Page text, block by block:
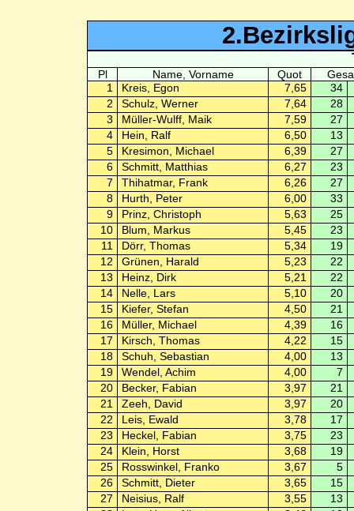
Pl Name, Vorname Quot
1
Kreis, Egon 7,65
34
2
Schulz, Werner 7,64
28
3
Müller-Wulff, Maik 7,59
27
4
Hein, Ralf 6,50
13
5
Kresimon, Michael 6,39
27
6
Schmitt, Matthias 6,27
23
7
Thihatmar, Frank 6,26
27
8
Hurth, Peter 6,00
33
9
Prinz, Christoph 5,63
25
10
Blum, Markus 5,45
23
11
Dörr, Thomas 5,34
19
12
Grünen, Harald 5,23
22
13
Heinz, Dirk 5,21
22
14
Nelle, Lars 5,10
20
15
Kiefer, Stefan 4,50
21
16
Müller, Michael 4,39
16
17
Kirsch, Thomas 4,22
15
18
Schuh, Sebastian 4,00
13
19
Wendel, Achim 4,00
7
20
Becker, Fabian 3,97
21
21
Zeeh, David 3,97
20
22
Leis, Ewald 3,78
17
23
Heckel, Fabian 3,75
23
24
Klein, Horst 3,68
19
25
Rosswinkel, Franko 3,67
5
26
Schmitt, Dieter 3,65
15
27
Neisius, Ralf 3,55
13